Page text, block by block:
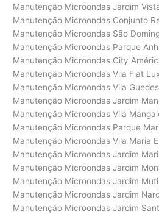
Manutenção Microondas Jardim
Manutenção Microondas Conjunto
Manutenção Microondas São
Manutenção Microondas Parque
Manutenção Microondas City
Manutenção Microondas Vila Fiat
Manutenção Microondas Vila Guedes
Manutenção Microondas Jardim
Manutenção Microondas Vila
Manutenção Microondas Parque
Manutenção Microondas Vila Maria
Manutenção Microondas Jardim
Manutenção Microondas Jardim
Manutenção Microondas Jardim
Manutenção Microondas Jardim
Manutenção Microondas Jardim